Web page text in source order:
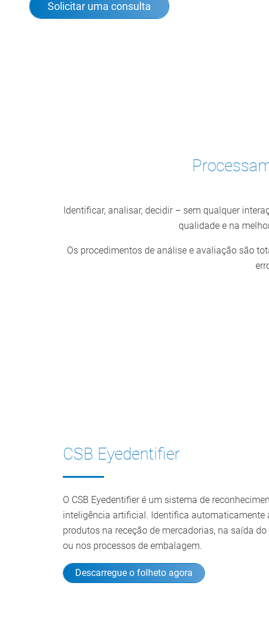
Solicitar uma consulta
Identificar, analisar, decidir – sem qualquer
qualidade e na
Os procedimentos de análise e avaliação são
CSB Eyedentifier
O CSB Eyedentifier é um sistema de
inteligência artificial. Identifica automaticamente
produtos na receção de mercadorias, na saída
ou nos processos de embalagem.
Descarregue o folheto agora